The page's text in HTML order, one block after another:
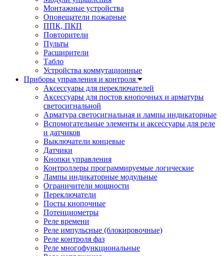
Монтажные устройства
Оповещатели пожарные
ППК, ПКП
Повторители
Пульты
Расширители
Табло
Устройства коммутационные
Приборы управления и контроля
Аксессуары для переключателей
Аксессуары для постов кнопочных и арматуры
светосигнальной
Арматура светосигнальная и лампы индикаторные
Вспомогательные элементы и аксессуары для реле
и датчиков
Выключатели концевые
Датчики
Кнопки управления
Контроллеры программируемые логические
Лампы индикаторные модульные
Ограничители мощности
Переключатели
Посты кнопочные
Потенциометры
Реле времени
Реле импульсные (блокировочные)
Реле контроля фаз
Реле многофункциональные